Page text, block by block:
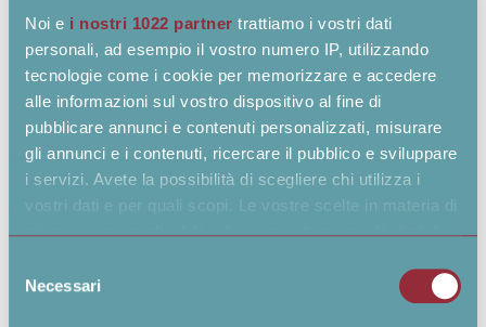
Noi e i nostri 1022 partner trattiamo i vostri dati
personali, ad esempio il vostro numero IP, utilizzando
tecnologie come i cookie per memorizzare e accedere
alle informazioni sul vostro dispositivo al fine di
pubblicare annunci e contenuti personalizzati, misurare
gli annunci e i contenuti, ricercare il pubblico e sviluppare
i servizi. Avete la possibilità di scegliere chi utilizza i
vostri dati e per quali scopi. Le vostre scelte in materia di
privacy sono applicabili solo su questa proprietà digitale
modificare o revocare il proprio consenso in qualsiasi
momento dalla Dichiarazione sui cookie o facendo clic
delNecessari
Favoriamo il risparmio con infrastrutture studiate in modo da
unire economia di risorse e qualità delle prestazioni.
Continuità operativa
Mettiamo al primo posto la tua sicurezza, promuovendo best